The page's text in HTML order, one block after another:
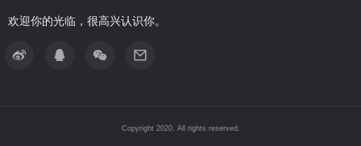
欢迎你的光临，很高兴认识你。
Copyright 2020. All rights reserved.